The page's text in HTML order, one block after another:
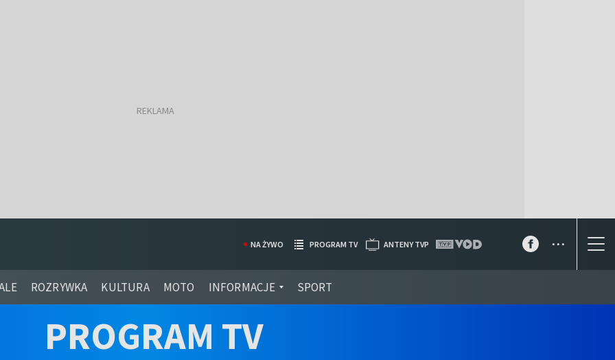
ROZRYWKA KULTURA MOTO INFORMACJE SPORT
NA ŻYWO PROGRAM TV ANTENY TVP ...
PROGRAM TV